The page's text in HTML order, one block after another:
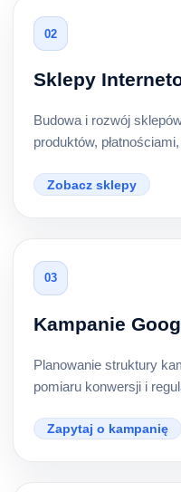
02
Sklepy
Budowa i rozwój
produktów,
Zobacz sklepy
03
Kampanie
Planowanie struktury
pomiaru konwersji i
Zapytaj o kampanię